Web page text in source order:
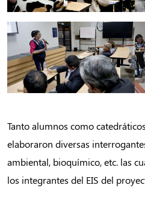
Tanto alumnos como
elaboraron diversas
ambiental, bioquímico, etc. las
los integrantes del EIS del